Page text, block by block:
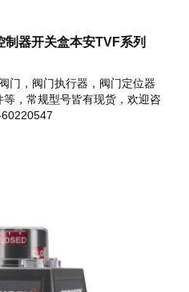
器开关盒本安TVF系列
门，阀门执行器，阀门定位器
，常规型号皆有现货，欢迎咨